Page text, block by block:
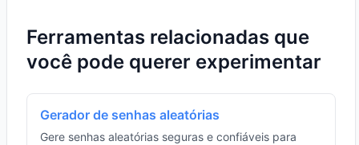
Ferramentas relacionadas que
você pode querer experimentar
Gerador de senhas aleatórias
Gere senhas aleatórias seguras e confiáveis para